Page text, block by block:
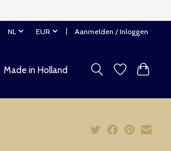
NL EUR Aanmelden / Inloggen
Made in Holland